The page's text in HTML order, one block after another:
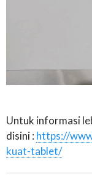
Untuk informasi
disini : https://
kuat-tablet/